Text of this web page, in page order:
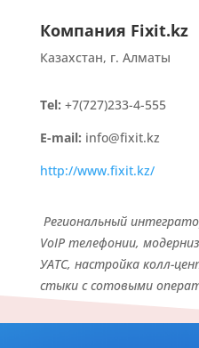
Компания Fixit.kz
Казахстан, г. Алматы
Tel: +7(727)233-4-555
E-mail: info@fixit.kz
http://www.fixit.kz/
Региональный
VoIP телефонии,
УАТС, настройка колл-
стыки с сотовыми